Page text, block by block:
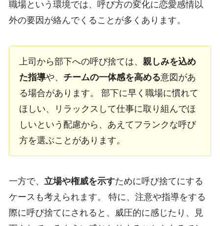
職場という環境では、呼び方の変化に恋愛感情以
外の要因が絡んでくることが多くあります。
上司から部下への呼び捨ては、 親しみを込め
た指導や、 チームの一体感を高める意図があ
る場合があります。 部下に早く職場に慣れて
ほしい、リラックスして仕事に取り組んでほ
しいという配慮から、あえてフランクな呼び
方を選ぶことがあります。
一方で、 立場や権威を示すために呼び捨てにする
ケースも考えられます。 特に、注意や指導をする
際に呼び捨てにされると、威圧的に感じたり、見